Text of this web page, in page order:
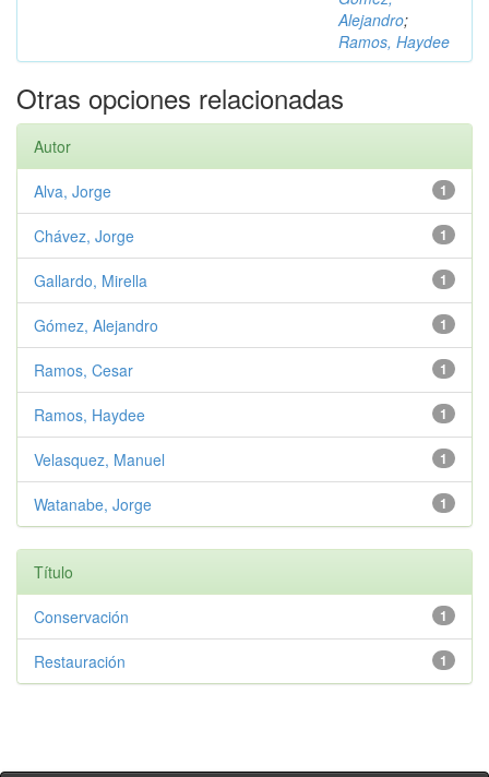
Alejandro;
Ramos, Haydee
Otras opciones relacionadas
Autor
1
Alva, Jorge
1
Chávez, Jorge
1
Gallardo, Mirella
1
Gómez, Alejandro
1
Ramos, Cesar
1
Ramos, Haydee
1
Velasquez, Manuel
1
Watanabe, Jorge
Título
1
Conservación
1
Restauración